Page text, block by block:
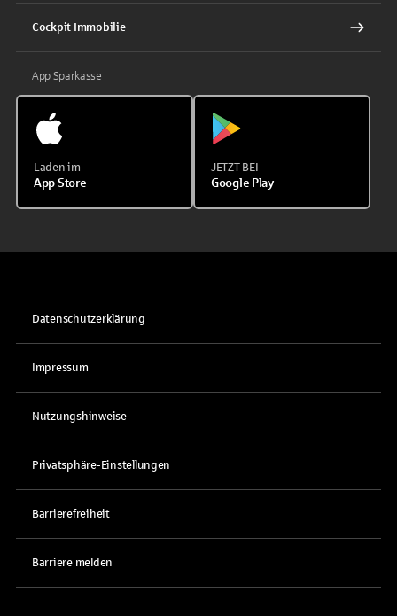
Cockpit Immobilie
App Sparkasse
Laden im
App Store
JETZT BEI
Google Play
Datenschutzerklärung
Impressum
Nutzungshinweise
Privatsphäre-Einstellungen
Barrierefreiheit
Barriere melden